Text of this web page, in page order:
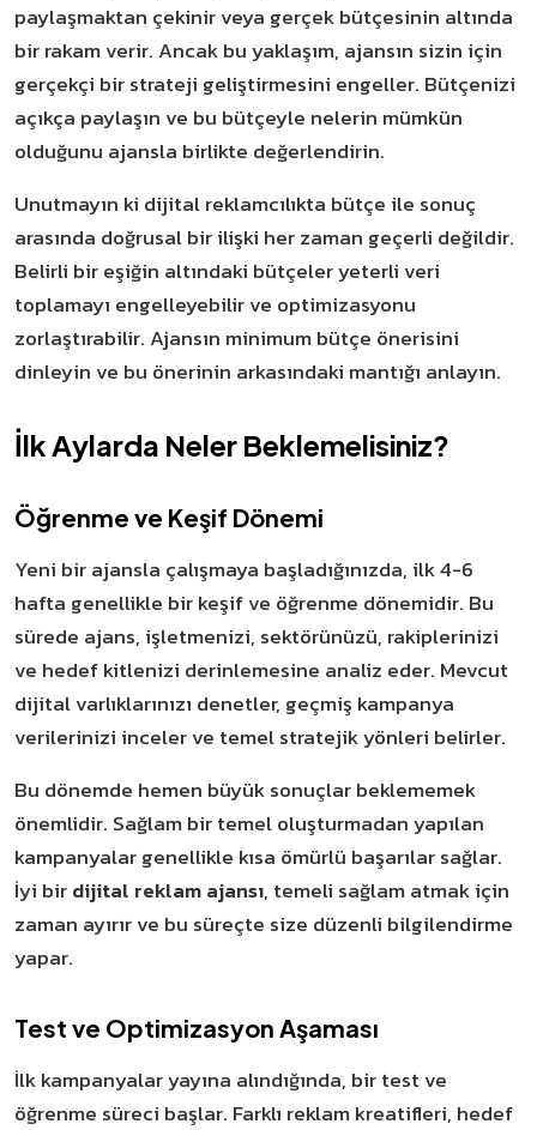
paylaşmaktan çekinir veya gerçek bütçesinin altında
bir rakam verir. Ancak bu yaklaşım, ajansın sizin için
gerçekçi bir strateji geliştirmesini engeller. Bütçenizi
açıkça paylaşın ve bu bütçeyle nelerin mümkün
olduğunu ajansla birlikte değerlendirin.
Unutmayın ki dijital reklamcılıkta bütçe ile sonuç
arasında doğrusal bir ilişki her zaman geçerli değildir.
Belirli bir eşiğin altındaki bütçeler yeterli veri
toplamayı engelleyebilir ve optimizasyonu
zorlaştırabilir. Ajansın minimum bütçe önerisini
dinleyin ve bu önerinin arkasındaki mantığı anlayın.
İlk Aylarda Neler Beklemelisiniz?
Öğrenme ve Keşif Dönemi
Yeni bir ajansla çalışmaya başladığınızda, ilk 4-6
hafta genellikle bir keşif ve öğrenme dönemidir. Bu
sürede ajans, işletmenizi, sektörünüzü, rakiplerinizi
ve hedef kitlenizi derinlemesine analiz eder. Mevcut
dijital varlıklarınızı denetler, geçmiş kampanya
verilerinizi inceler ve temel stratejik yönleri belirler.
Bu dönemde hemen büyük sonuçlar beklememek
önemlidir. Sağlam bir temel oluşturmadan yapılan
kampanyalar genellikle kısa ömürlü başarılar sağlar.
İyi birdijital reklam ajansı, temeli sağlam atmak için
zaman ayırır ve bu süreçte size düzenli bilgilendirme
yapar.
Test ve Optimizasyon Aşaması
İlk kampanyalar yayına alındığında, bir test ve
öğrenme süreci başlar. Farklı reklam kreatifleri, hedef